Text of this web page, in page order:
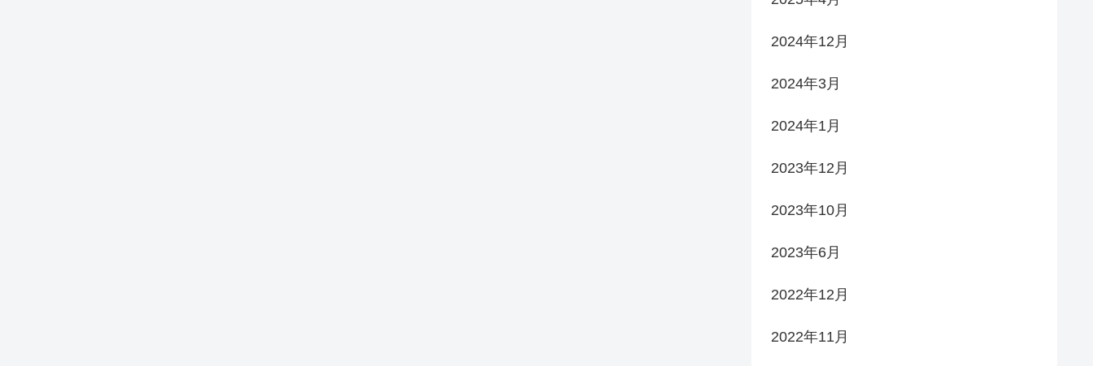
2024年12月
2024年3月
2024年1月
2023年12月
2023年10月
2023年6月
2022年12月
2022年11月